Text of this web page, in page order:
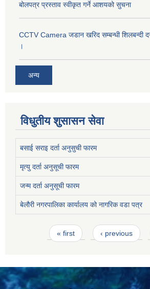
बोलपत्र प्रस्ताव स्वीकृत गर्ने आशयको सुचना
CCTV Camera जडान खरिद सम्बन्धी शिलबन्दी
।
अन्य
विधुतीय शुसासन सेवा
बसाई सराइ दर्ता अनुसुची फारम
मृत्यु दर्ता अनुसूची फारम
जन्म दर्ता अनुसूची फारम
बेलौरी नगरपालिका कार्यालय को नागरिक वडा पत्र
Pages« first ‹ previous